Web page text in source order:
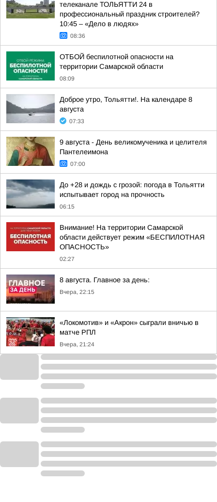
телеканале ТОЛЬЯТТИ 24 в
профессиональный праздник строителей?
10:45 – «Дело в людях»
08:36
ОТБОЙ беспилотной опасности на
территории Самарской области
08:09
Доброе утро, Тольятти!. На календаре 8
августа
07:33
9 августа - День великомученика и целителя
Пантелеимона
07:00
До +28 и дождь с грозой: погода в Тольятти
испытывает город на прочность
06:15
Внимание! На территории Самарской
области действует режим «БЕСПИЛОТНАЯ
ОПАСНОСТЬ»
02:27
8 августа. Главное за день:
Вчера, 22:15
«Локомотив» и «Акрон» сыграли вничью в
матче РПЛ
Вчера, 21:24